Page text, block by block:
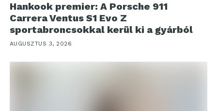
Hankook premier: A Porsche 911
Carrera Ventus S1 Evo Z
sportabroncsokkal kerül ki a gyárból
AUGUSZTUS 3, 2026